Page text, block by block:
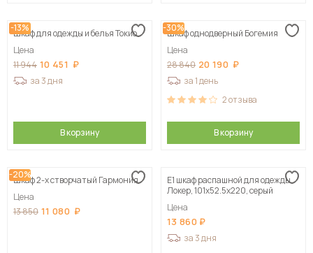
-13%
Шкаф для одежды и белья Токио
Цена
11 944 10 451
за 3 дня
В корзину
-30%
Шкаф однодверный Богемия
Цена
28 840 20 190
за 1 день
2отзыва
В корзину
-20%
Шкаф 2-х створчатый Гармония
Цена
13 850 11 080
Е1 шкаф распашной для одежды
Локер, 101х52.5х220, серый
Цена
13 860
за 3 дня